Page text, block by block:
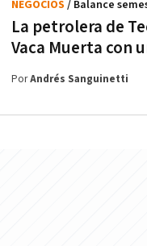
La petrolera de
Vaca Muerta con
NEGOCIOS / Balance
PorAndrés Sanguinetti